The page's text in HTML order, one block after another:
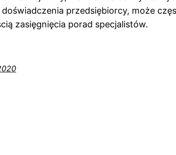
przedsiębiorcy, może
zasięgnięcia porad specjalistów.